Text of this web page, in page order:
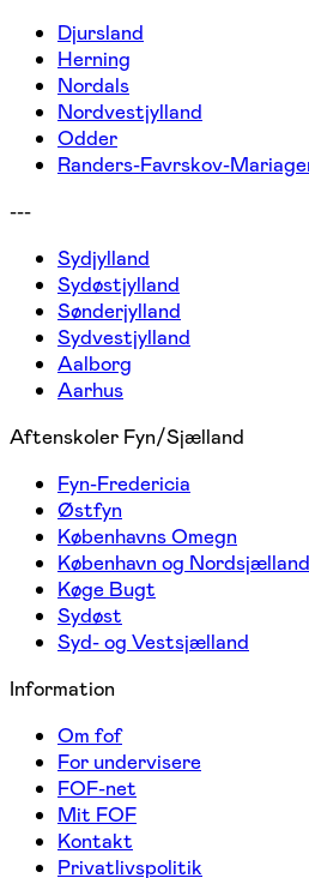
Djursland
Herning
Nordals
Nordvestjylland
Odder
Randers-Favrskov-
---
Sydjylland
Sydøstjylland
Sønderjylland
Sydvestjylland
Aalborg
Aarhus
Aftenskoler Fyn/Sjælland
Fyn-Fredericia
Østfyn
Københavns Omegn
København og Nordsjælland
Køge Bugt
Sydøst
Syd- og Vestsjælland
Information
Om fof
For undervisere
FOF-net
Mit FOF
Kontakt
Privatlivspolitik